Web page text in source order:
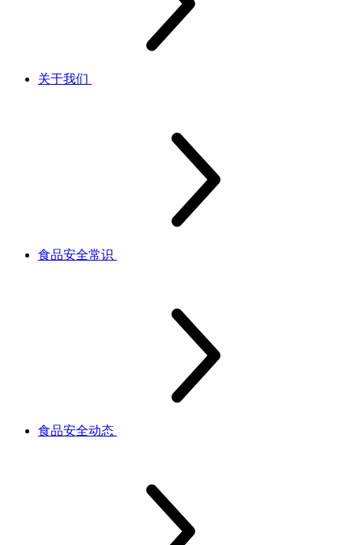
关于我们
食品安全常识
食品安全动态